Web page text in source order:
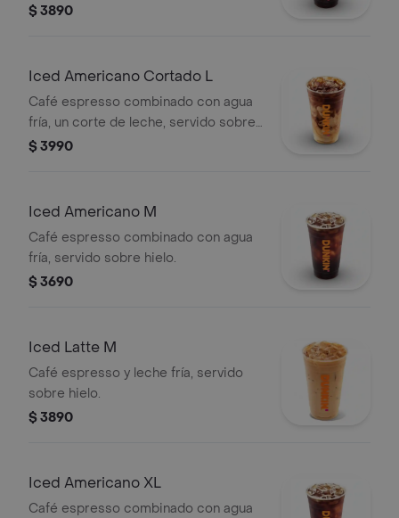
$ 3890
Iced Americano Cortado L
Café espresso combinado con agua
fría, un corte de leche, servido sobre
hielo.
$ 3990
Iced Americano M
Café espresso combinado con agua
fría, servido sobre hielo.
$ 3690
Iced Latte M
Café espresso y leche fría, servido
sobre hielo.
$ 3890
Iced Americano XL
Café espresso combinado con agua